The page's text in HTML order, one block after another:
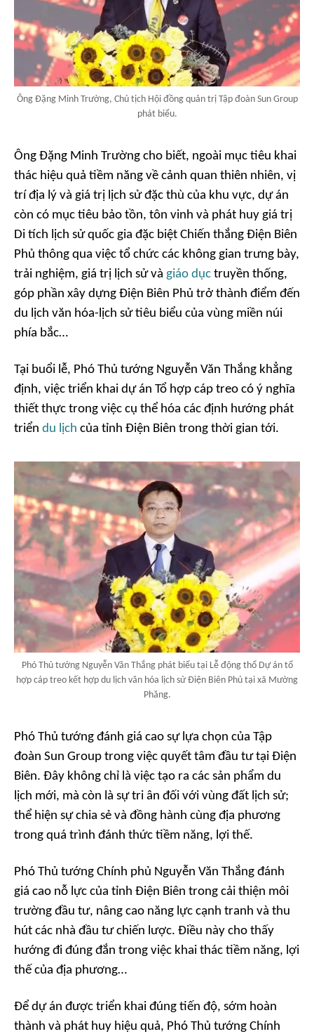
Ông Đặng Minh Trường, Chủ tịch Hội đồng quản trị Tập đoàn Sun Group
phát biểu.
Ông Đặng Minh Trường cho biết, ngoài mục tiêu khai
thác hiệu quả tiềm năng về cảnh quan thiên nhiên, vị
trí địa lý và giá trị lịch sử đặc thù của khu vực, dự án
còn có mục tiêu bảo tồn, tôn vinh và phát huy giá trị
Di tích lịch sử quốc gia đặc biệt Chiến thắng Điện Biên
Phủ thông qua việc tổ chức các không gian trưng bày,
trải nghiệm, giá trị lịch sử và giáo dục truyền thống,
góp phần xây dựng Điện Biên Phủ trở thành điểm đến
du lịch văn hóa-lịch sử tiêu biểu của vùng miền núi
phía bắc…
Tại buổi lễ, Phó Thủ tướng Nguyễn Văn Thắng khẳng
định, việc triển khai dự án Tổ hợp cáp treo có ý nghĩa
thiết thực trong việc cụ thể hóa các định hướng phát
triển du lịch của tỉnh Điện Biên trong thời gian tới.
Phó Thủ tướng Nguyễn Văn Thắng phát biểu tại Lễ động thổ Dự án tổ
hợp cáp treo kết hợp du lịch văn hóa lịch sử Điện Biên Phủ tại xã Mường
Phăng.
Phó Thủ tướng đánh giá cao sự lựa chọn của Tập
đoàn Sun Group trong việc quyết tâm đầu tư tại Điện
Biên. Đây không chỉ là việc tạo ra các sản phẩm du
lịch mới, mà còn là sự tri ân đối với vùng đất lịch sử;
thể hiện sự chia sẻ và đồng hành cùng địa phương
trong quá trình đánh thức tiềm năng, lợi thế.
Phó Thủ tướng Chính phủ Nguyễn Văn Thắng đánh
giá cao nỗ lực của tỉnh Điện Biên trong cải thiện môi
trường đầu tư, nâng cao năng lực cạnh tranh và thu
hút các nhà đầu tư chiến lược. Điều này cho thấy
hướng đi đúng đắn trong việc khai thác tiềm năng, lợi
thế của địa phương…
Để dự án được triển khai đúng tiến độ, sớm hoàn
thành và phát huy hiệu quả, Phó Thủ tướng Chính